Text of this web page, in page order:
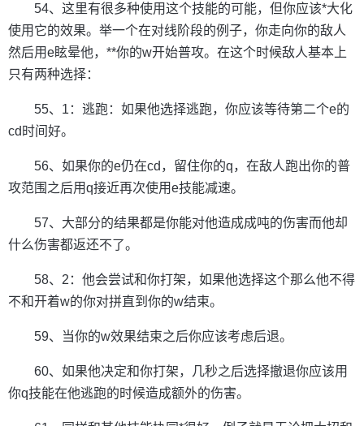
54、这里有很多种使用这个技能的可能，但你应该*大化
使用它的效果。举一个在对线阶段的例子，你走向你的敌人
然后用e眩晕他，**你的w开始普攻。在这个时候敌人基本上
只有两种选择：
55、1：逃跑：如果他选择逃跑，你应该等待第二个e的
cd时间好。
56、如果你的e仍在cd，留住你的q，在敌人跑出你的普
攻范围之后用q接近再次使用e技能减速。
57、大部分的结果都是你能对他造成成吨的伤害而他却
什么伤害都返还不了。
58、2：他会尝试和你打架，如果他选择这个那么他不得
不和开着w的你对拼直到你的w结束。
59、当你的w效果结束之后你应该考虑后退。
60、如果他决定和你打架，几秒之后选择撤退你应该用
你q技能在他逃跑的时候造成额外的伤害。